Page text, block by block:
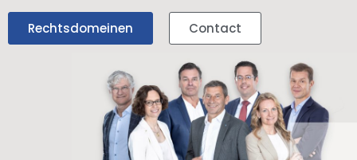
Rechtsdomeinen Contact